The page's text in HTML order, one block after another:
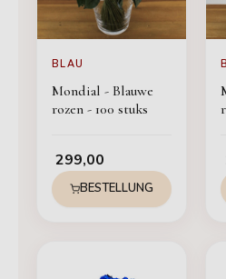
BLAU
Mondial - Blauwe
rozen - 100 stuks
299,00
BESTELLUNG